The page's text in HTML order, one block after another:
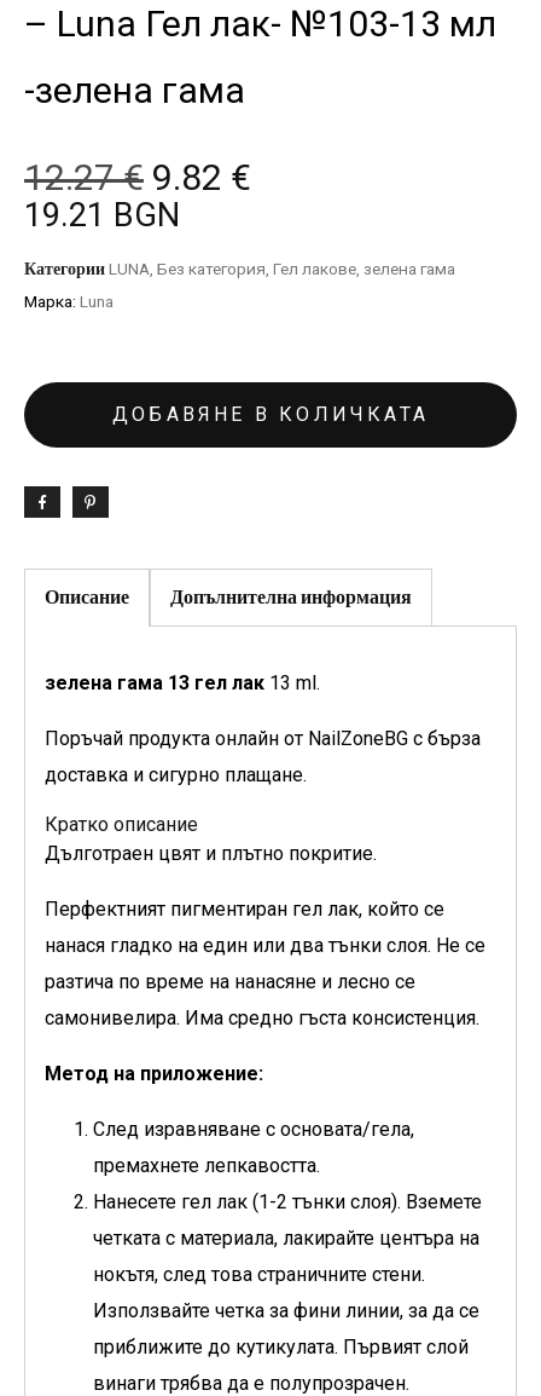
– Luna Гел лак- №103-13 мл
-зелена гама
12.27€ 9.82 €
19.21 BGN
КатегорииLUNA Без категория Гел лакове зелена гама
Марка: Luna
ДОБАВЯНЕ В КОЛИЧКАТА
Описание Допълнителна информация
зелена гама 13 гел лак 13 ml.
Поръчай продукта онлайн от NailZoneBG с бърза
доставка и сигурно плащане.
Кратко описание
Дълготраен цвят и плътно покритие.
Перфектният пигментиран гел лак, който се
нанася гладко на един или два тънки слоя. Не се
разтича по време на нанасяне и лесно се
самонивелира. Има средно гъста консистенция.
Метод на приложение:
След изравняване с основата/гела,
премахнете лепкавостта.
Нанесете гел лак (1-2 тънки слоя). Вземете
четката с материала, лакирайте центъра на
нокътя, след това страничните стени.
Използвайте четка за фини линии, за да се
приближите до кутикулата. Първият слой
винаги трябва да е полупрозрачен.